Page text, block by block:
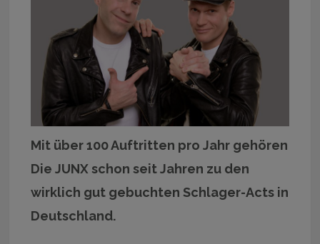
Mit über 100 Auftritten pro Jahr gehören
Die JUNX schon seit Jahren zu den
wirklich gut gebuchten Schlager-Acts in
Deutschland.